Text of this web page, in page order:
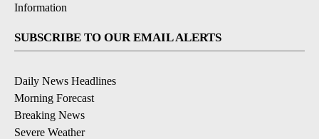
Information
SUBSCRIBE TO OUR EMAIL ALERTS
Daily News Headlines
Morning Forecast
Breaking News
Severe Weather